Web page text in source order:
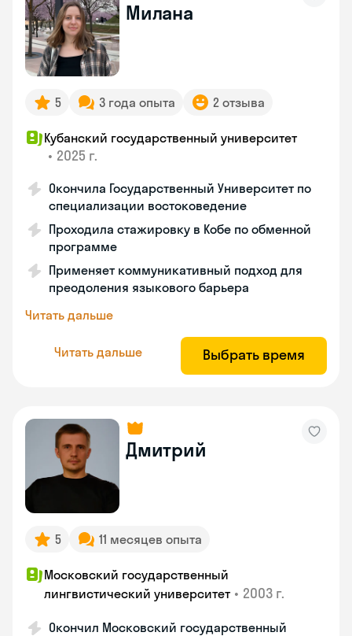
Милана
5 3 года опыта 2 отзыва
Кубанский государственный университет
• 2025 г.
Окончила Государственный Университет по
специализации востоковедение
Проходила стажировку в Кобе по обменной
программе
Применяет коммуникативный подход для
преодоления языкового барьера
Читать дальше
Читать дальше Выбрать время
Дмитрий
5 11 месяцев опыта
Московский государственный
лингвистический университет • 2003 г.
Окончил Московский государственный